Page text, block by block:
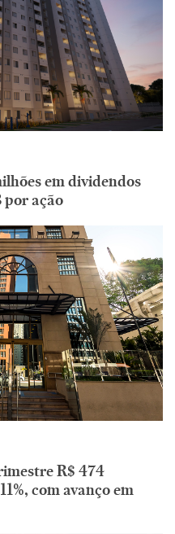
em dividendos
por ação
R$ 474
com avanço em